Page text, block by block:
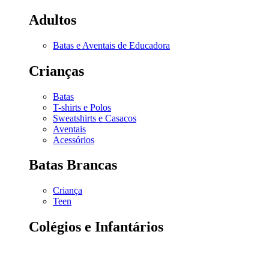
Adultos
Batas e Aventais de Educadora
Crianças
Batas
T-shirts e Polos
Sweatshirts e Casacos
Aventais
Acessórios
Batas Brancas
Criança
Teen
Colégios e Infantários